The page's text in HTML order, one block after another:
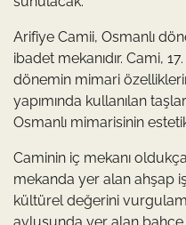
Arifiye Camii, Osmanlı
ibadet mekanıdır. Cami,
dönemin mimari
yapımında kullanılan
Osmanlı mimarisinin estetik
Caminin iç mekanı
mekanda yer alan ahşap
kültürel değerini